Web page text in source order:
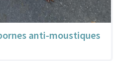
anti-moustiques